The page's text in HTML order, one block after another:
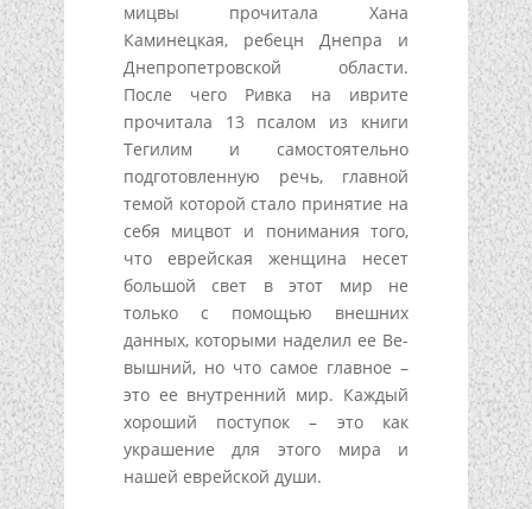
мицвы прочитала Хана
Каминецкая, ребецн Днепра и
Днепропетровской области.
После чего Ривка на иврите
прочитала 13 псалом из книги
Тегилим и самостоятельно
подготовленную речь, главной
темой которой стало принятие на
себя мицвот и понимания того,
что еврейская женщина несет
большой свет в этот мир не
только с помощью внешних
данных, которыми наделил ее Ве-
вышний, но что самое главное –
это ее внутренний мир. Каждый
хороший поступок – это как
украшение для этого мира и
нашей еврейской души.